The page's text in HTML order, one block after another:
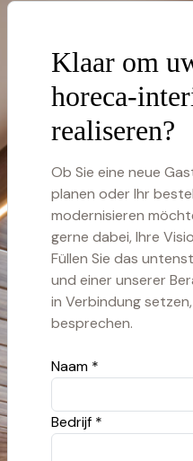
Klaar om
horeca-
realiseren?
Ob Sie eine neue
planen oder Ihr
modernisieren
gerne dabei, Ihre
Füllen Sie das
und einer unserer
in Verbindung
besprechen.
Naam *
Bedrijf *